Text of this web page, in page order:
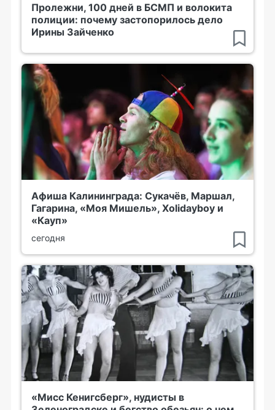
Пролежни, 100 дней в БСМП и волокита
полиции: почему застопорилось дело
Ирины Зайченко
Афиша Калининграда: Сукачёв, Маршал,
Гагарина, «Моя Мишель», Xolidayboy и
«Кауп»
сегодня
«Мисс Кенигсберг», нудисты в